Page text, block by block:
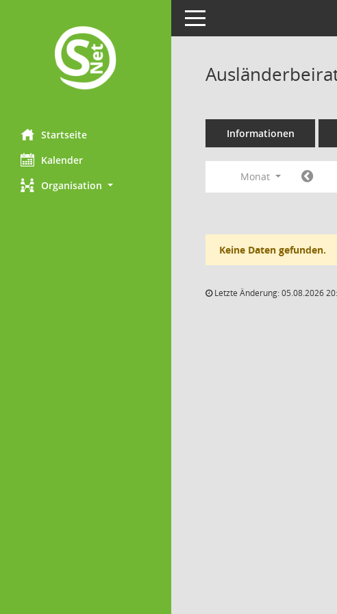
Startseite
Kalender
Organisation
Toggle navigation
Informationen
Monat
Keine Daten gefunden.
Letzte Änderung: 05.08.2026